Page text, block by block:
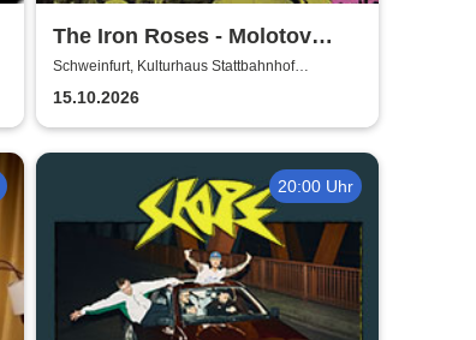
The Iron Roses - Molotov
Nights Tour 2026
Schweinfurt, Kulturhaus Stattbahnhof
Schweinfurt
15.10.2026
20:00 Uhr